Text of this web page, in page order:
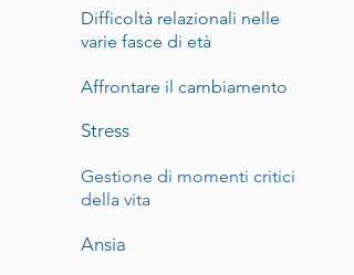
Difficoltà relazionali nelle
varie fasce di età
Affrontare il cambiamento
Stress
Gestione di momenti critici
della vita
Ansia